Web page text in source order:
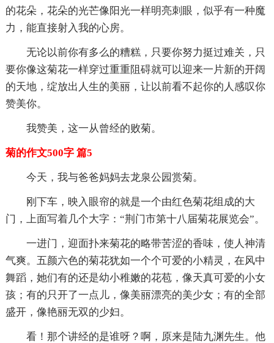
的花朵，花朵的光芒像阳光一样明亮刺眼，似乎有一种魔
力，能直接射入我的心房。
无论以前你有多么的糟糕，只要你努力挺过难关，只
要你像这菊花一样穿过重重阻碍就可以迎来一片新的开阔
的天地，绽放出人生的美丽，让以前看不起你的人感叹你
赞美你。
我赞美，这一从曾经的败菊。
菊的作文500字 篇5
今天，我与爸爸妈妈去龙泉公园赏菊。
刚下车，映入眼帘的就是一个由红色菊花组成的大
门，上面写着几个大字：“荆门市第十八届菊花展览会”。
一进门，迎面扑来菊花的略带苦涩的香味，使人神清
气爽。五颜六色的菊花犹如一个个可爱的小精灵，在风中
舞蹈，她们有的还是幼小稚嫩的花苞，像天真可爱的小女
孩；有的只开了一点儿，像美丽漂亮的美少女；有的全部
盛开，像艳丽无双的少妇。
看！那个讲经的是谁呀？啊，原来是陆九渊先生。他